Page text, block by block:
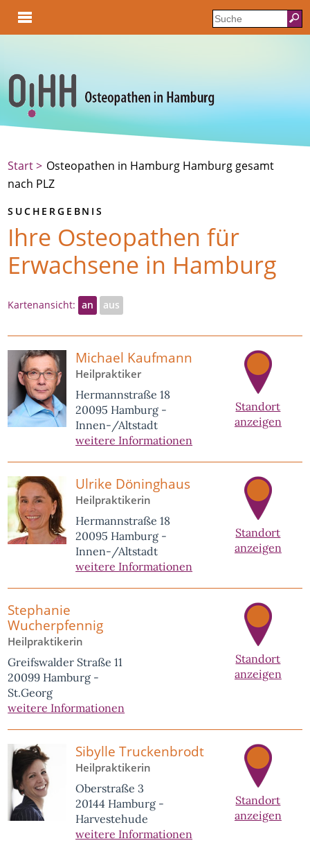
Start
Osteopathen in Hamburg Hamburg gesamt
nach PLZ
SUCHERGEBNIS
Ihre Osteopathen für
Erwachsene in Hamburg
Kartenansicht: an aus
Michael Kaufmann
Heilpraktiker
Hermannstraße 18
20095 Hamburg -
Innen-/Altstadt
weitere Informationen
Standort
anzeigen
Ulrike Döninghaus
Heilpraktikerin
Hermannstraße 18
20095 Hamburg -
Innen-/Altstadt
weitere Informationen
Standort
anzeigen
Stephanie
Wucherpfennig
Heilpraktikerin
Greifswalder Straße 11
20099 Hamburg -
St.Georg
weitere Informationen
Standort
anzeigen
Sibylle Truckenbrodt
Heilpraktikerin
Oberstraße 3
20144 Hamburg -
Harvestehude
weitere Informationen
Standort
anzeigen